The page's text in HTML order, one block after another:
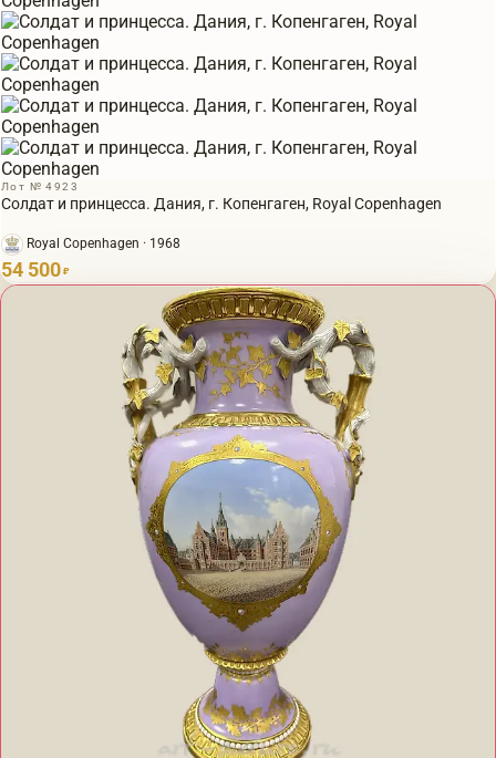
Лот № 4923
Солдат и принцесса. Дания, г. Копенгаген, Royal Copenhagen
Royal Copenhagen · 1968
54 500 ₽